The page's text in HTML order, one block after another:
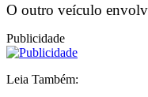
O outro veículo
Publicidade
Leia Também: